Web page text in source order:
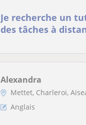
Je recherche un
des tâches à
Alexandra
Mettet, Charleroi,
Anglais